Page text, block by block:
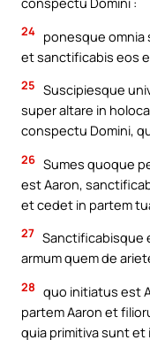
24 ponesque omnia
et sanctificabis eos
25 Suscipiesque
super altare in
conspectu Domini,
26 Sumes quoque
est Aaron,
et cedet in partem
27 Sanctificabisque
armum quem de
28 quo initiatus est
partem Aaron et
quia primitiva sunt